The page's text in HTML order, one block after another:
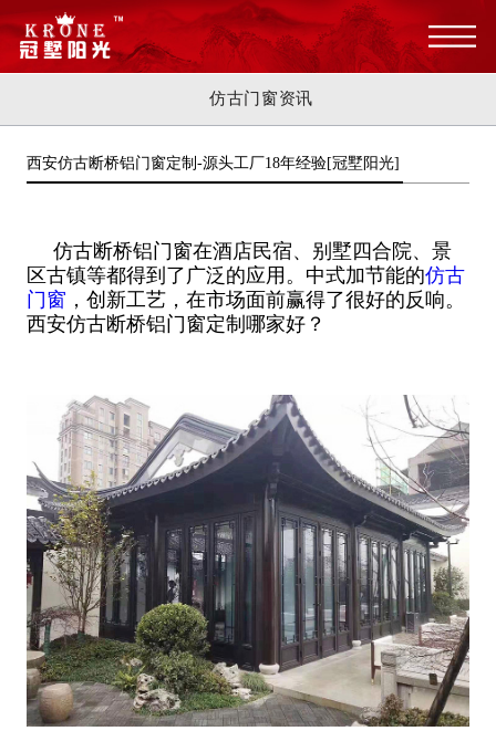
仿古门窗资讯
西安仿古断桥铝门窗定制-源头工厂18年经验[冠墅阳光]
仿古断桥铝门窗在酒店民宿、别墅四合院、景
区古镇等都得到了广泛的应用。中式加节能的仿古
门窗 ，创新工艺，在市场面前赢得了很好的反响。
西安仿古断桥铝门窗定制哪家好？